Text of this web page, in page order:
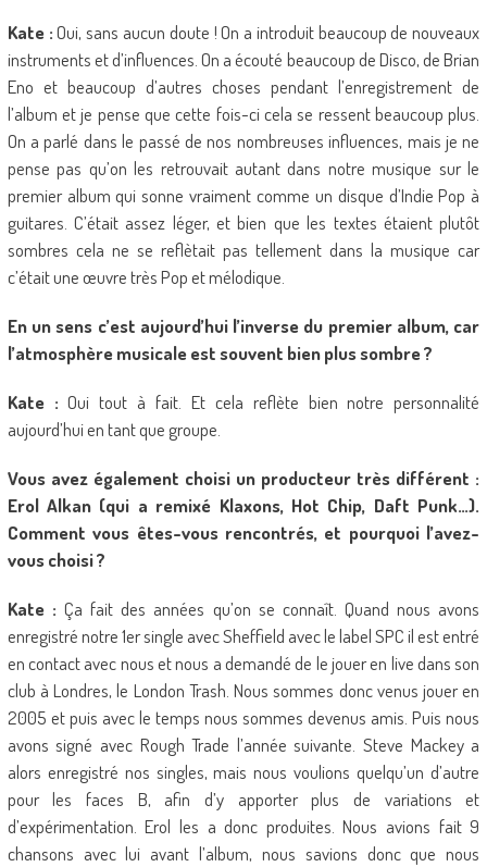
Kate :Oui, sans aucun doute ! On a introduit beaucoup de nouveaux
instruments et d’influences. On a écouté beaucoup de Disco, de Brian
Eno et beaucoup d’autres choses pendant l’enregistrement de
l’album et je pense que cette fois-ci cela se ressent beaucoup plus.
On a parlé dans le passé de nos nombreuses influences, mais je ne
pense pas qu’on les retrouvait autant dans notre musique sur le
premier album qui sonne vraiment comme un disque d’Indie Pop à
guitares. C’était assez léger, et bien que les textes étaient plutôt
sombres cela ne se reflètait pas tellement dans la musique car
c’était une œuvre très Pop et mélodique.
En un sens c’est aujourd’hui l’inverse du premier album, car
l’atmosphère musicale est souvent bien plus sombre ?
Kate : Oui tout à fait. Et cela reflète bien notre personnalité
aujourd’hui en tant que groupe.
Vous avez également choisi un producteur très différent :
Erol Alkan (qui a remixé Klaxons, Hot Chip, Daft Punk…).
Comment vous êtes-vous rencontrés, et pourquoi l’avez-
vous choisi ?
Kate : Ça fait des années qu’on se connaît. Quand nous avons
enregistré notre 1er single avec Sheffield avec le label SPC il est entré
en contact avec nous et nous a demandé de le jouer en live dans son
club à Londres, le London Trash. Nous sommes donc venus jouer en
2005 et puis avec le temps nous sommes devenus amis. Puis nous
avons signé avec Rough Trade l’année suivante. Steve Mackey a
alors enregistré nos singles, mais nous voulions quelqu’un d’autre
pour les faces B, afin d’y apporter plus de variations et
d’expérimentation. Erol les a donc produites. Nous avions fait 9
chansons avec lui avant l’album, nous savions donc que nous